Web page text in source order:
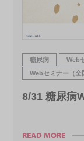
糖尿病
Web
Webセミナー（全
8/31 糖尿病
READ MORE